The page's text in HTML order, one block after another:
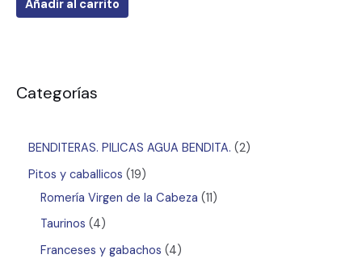
Categorías
BENDITERAS. PILICAS AGUA BENDITA. 2
Pitos y caballicos 19
Romería Virgen de la Cabeza 11
Taurinos 4
Franceses y gabachos 4
Añadir al carrito